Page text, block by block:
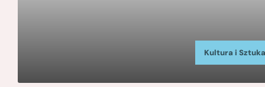
Kultura i Sztuka